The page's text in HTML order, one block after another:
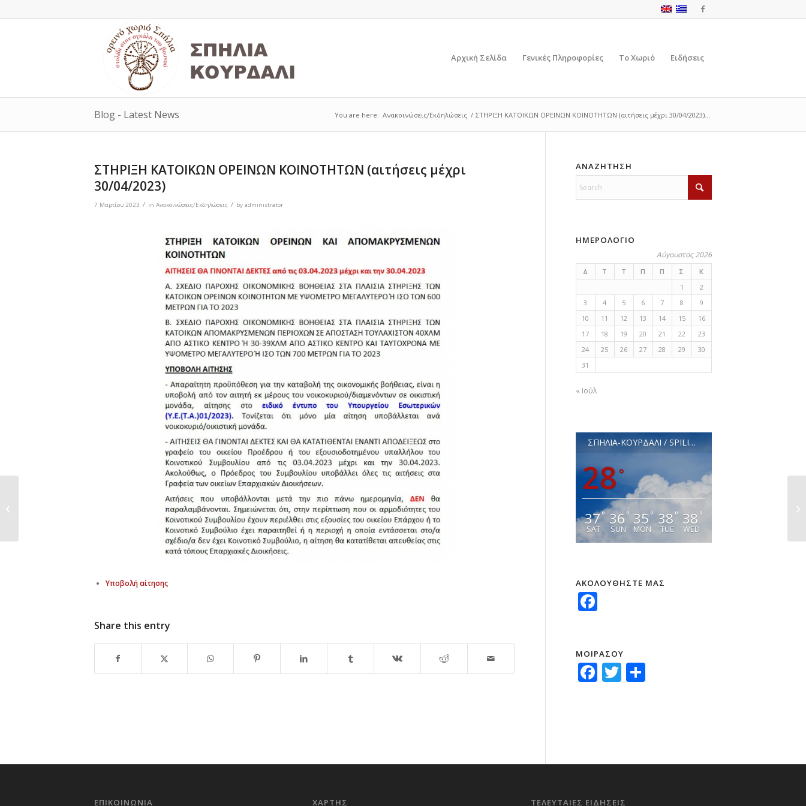
Αρχική Σελίδα Γενικές Πληροφορίες Το Χωριό Ειδήσεις
Blog - Latest News You are here: Ανακοινώσεις/Εκδηλώσεις / ΣΤΗΡΙΞΗ ΚΑΤΟΙΚΩΝ ΟΡΕΙΝΩΝ ΚΟΙΝΟΤΗΤΩΝ (αιτήσεις μέχρι 30/04/2023)...
ΣΤΗΡΙΞΗ ΚΑΤΟΙΚΩΝ ΟΡΕΙΝΩΝ ΚΟΙΝΟΤΗΤΩΝ (αιτήσεις μέχρι
30/04/2023)
7 Μαρτίου 2023 / in Ανακοινώσεις/Εκδηλώσεις / by administrator
Υποβολή αίτησης
Share this entry
ΑΝΑΖΗΤΗΣΗ
ΗΜΕΡΟΛΟΓΙΟ
Αύγουστος 2026
Δ Τ Τ Π Π Σ
Κ
1
2
3
4 5 6 7 8
9
10
11 12 13 14 15
16
17
18 19 20 21 22
23
24
25 26 27 28 29
30
31
« Ιούλ
ΣΠΗΛΙΑ-ΚΟΥΡΔΑΛΙ / SPILIA-KOURDALI
28°
37°
SAT
36 °
SUN
35 °
MON
38 °
TUE
38 °
WED
ΑΚΟΛΟΥΘΗΣΤΕ ΜΑΣ
Facebook
ΜΟΙΡΑΣΟΥ
Facebook
Twitter
Μοιραστείτε
ΕΠΙΚΟΙΝΩΝΙΑ ΧΑΡΤΗΣ ΤΕΛΕΥΤΑΙΕΣ ΕΙΔΗΣΕΙΣ